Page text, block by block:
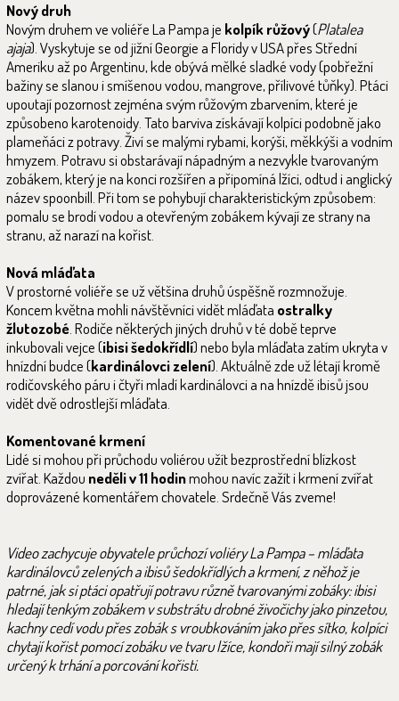
Nový druh
Novým druhem ve voliéře La Pampa je kolpík růžový(Platalea
ajaja). Vyskytuje se od jižní Georgie a Floridy v USA přes Střední
Ameriku až po Argentinu, kde obývá mělké sladké vody (pobřežní
bažiny se slanou i smíšenou vodou, mangrove, přílivové tůňky). Ptáci
upoutají pozornost zejména svým růžovým zbarvením, které je
způsobeno karotenoidy. Tato barviva získávají kolpíci podobně jako
plameňáci z potravy. Živí se malými rybami, korýši, měkkýši a vodním
hmyzem. Potravu si obstarávají nápadným a nezvykle tvarovaným
zobákem, který je na konci rozšířen a připomíná lžíci, odtud i anglický
název spoonbill. Při tom se pohybují charakteristickým způsobem:
pomalu se brodí vodou a otevřeným zobákem kývají ze strany na
stranu, až narazí na kořist.
Nová mláďata
V prostorné voliéře se už většina druhů úspěšně rozmnožuje.
Koncem května mohli návštěvníci vidět mláďata ostralky
žlutozobé. Rodiče některých jiných druhů v té době teprve
inkubovali vejce (ibisi šedokřídlí) nebo byla mláďata zatím ukryta v
hnízdní budce (kardinálovci zelení). Aktuálně zde už létají kromě
rodičovského páru i čtyři mladí kardinálovci a na hnízdě ibisů jsou
vidět dvě odrostlejší mláďata.
Komentované krmení
Lidé si mohou při průchodu voliérou užít bezprostřední blízkost
zvířat. Každou neděli v 11 hodinmohou navíc zažít i krmení zvířat
doprovázené komentářem chovatele. Srdečně Vás zveme!
Video zachycuje obyvatele průchozí voliéry La Pampa – mláďata
kardinálovců zelených a ibisů šedokřídlých a krmení, z něhož je
patrné, jak si ptáci opatřují potravu různě tvarovanými zobáky: ibisi
hledají tenkým zobákem v substrátu drobné živočichy jako pinzetou,
kachny cedí vodu přes zobák s vroubkováním jako přes sítko, kolpíci
chytají kořist pomocí zobáku ve tvaru lžíce, kondoři mají silný zobák
určený k trhání a porcování kořisti.